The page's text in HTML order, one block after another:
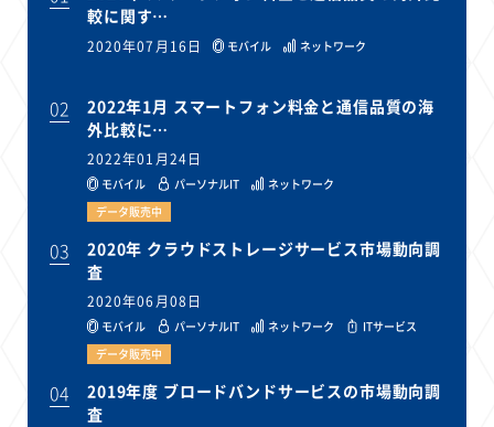
較に関す…
2020年07月16日 モバイル ネットワーク
02
2022年1月 スマートフォン料金と通信品質の海
外比較に…
2022年01月24日
モバイル パーソナルIT
ネットワーク
データ販売中
03
2020年 クラウドストレージサービス市場動向調
査
2020年06月08日
モバイル パーソナルIT ネットワーク
ITサービス
データ販売中
04
2019年度 ブロードバンドサービスの市場動向調
査